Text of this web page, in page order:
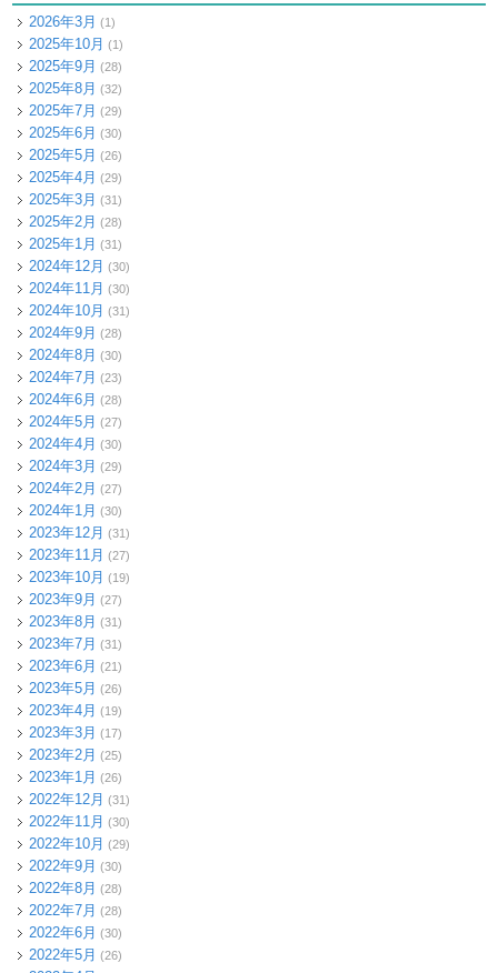
2026年3月 (1)
2025年10月 (1)
2025年9月 (28)
2025年8月 (32)
2025年7月 (29)
2025年6月 (30)
2025年5月 (26)
2025年4月 (29)
2025年3月 (31)
2025年2月 (28)
2025年1月 (31)
2024年12月 (30)
2024年11月 (30)
2024年10月 (31)
2024年9月 (28)
2024年8月 (30)
2024年7月 (23)
2024年6月 (28)
2024年5月 (27)
2024年4月 (30)
2024年3月 (29)
2024年2月 (27)
2024年1月 (30)
2023年12月 (31)
2023年11月 (27)
2023年10月 (19)
2023年9月 (27)
2023年8月 (31)
2023年7月 (31)
2023年6月 (21)
2023年5月 (26)
2023年4月 (19)
2023年3月 (17)
2023年2月 (25)
2023年1月 (26)
2022年12月 (31)
2022年11月 (30)
2022年10月 (29)
2022年9月 (30)
2022年8月 (28)
2022年7月 (28)
2022年6月 (30)
2022年5月 (26)